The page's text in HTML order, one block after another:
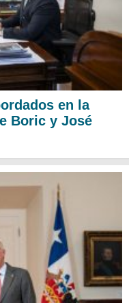
en la
Boric y José